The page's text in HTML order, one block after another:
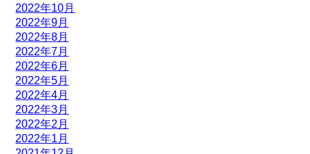
2022年10月
2022年9月
2022年8月
2022年7月
2022年6月
2022年5月
2022年4月
2022年3月
2022年2月
2022年1月